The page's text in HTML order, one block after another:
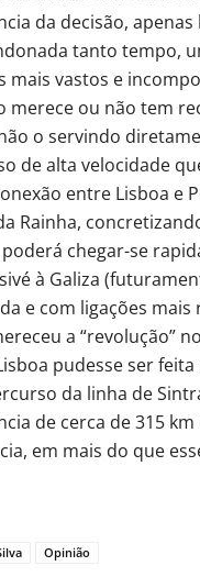
da decisão,
tanto tempo,
mais vastos e
merece ou não tem
o servindo
de alta velocidade
entre Lisboa e
Rainha,
chegar-se
à Galiza
e com ligações
a “revolução”
pudesse ser
da linha de
de cerca de 315
em mais do que
Opinião